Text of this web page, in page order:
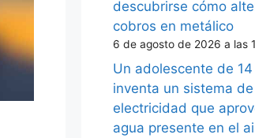
descubrirse cómo
cobros en metálico
6 de agosto de 2026 a las
Un adolescente de
inventa un sistema
electricidad que
agua presente en el